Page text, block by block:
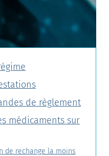
de règlement
médicaments sur
de rechange la moins